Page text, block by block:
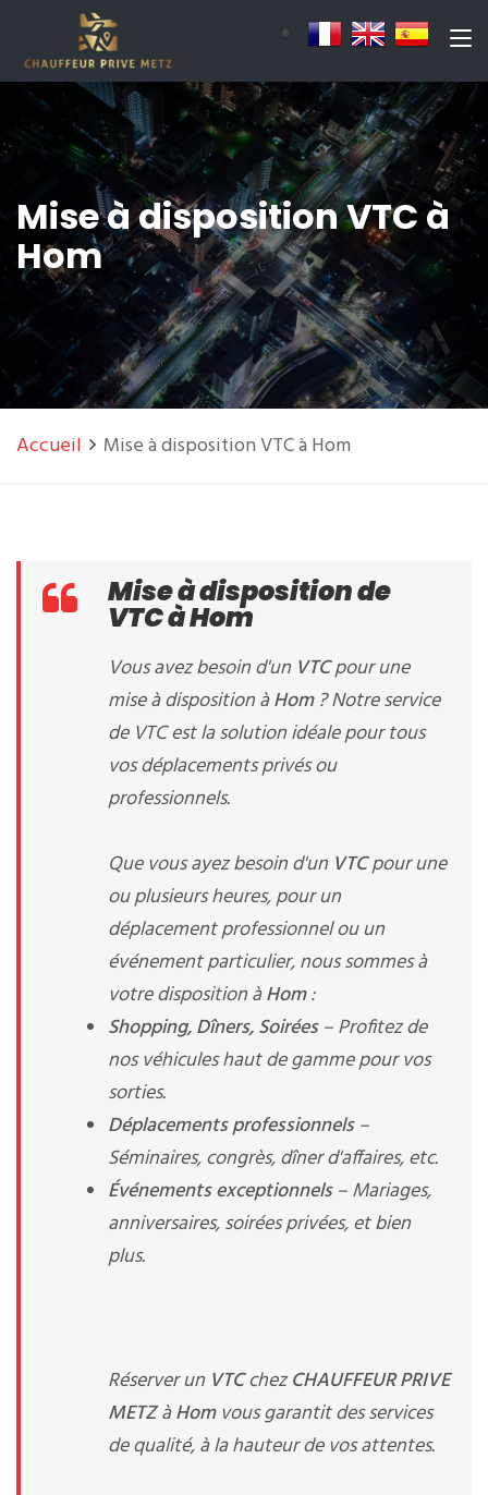
Mise à disposition VTC à
Hom
Accueil Mise à disposition VTC à Hom
Mise à disposition de
VTC à Hom
Vous avez besoin d'un VTCpour une
mise à disposition àHom? Notre service
de VTC est la solution idéale pour tous
vos déplacements privés ou
professionnels.
Que vous ayez besoin d'un VTCpour une
ou plusieurs heures, pour un
déplacement professionnel ou un
événement particulier, nous sommes à
votre disposition àHom:
Shopping, Dîners, Soirées– Profitez de
nos véhicules haut de gamme pour vos
sorties.
Déplacements professionnels–
Séminaires, congrès, dîner d'affaires, etc.
Événements exceptionnels– Mariages,
anniversaires, soirées privées, et bien
plus.
Réserver un VTCchezCHAUFFEUR PRIVE
METZàHomvous garantit des services
de qualité, à la hauteur de vos attentes.